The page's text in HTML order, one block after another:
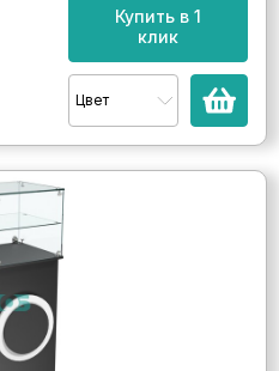
Купить в 1
клик
Цвет